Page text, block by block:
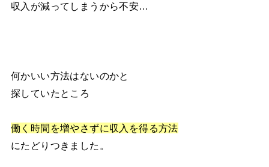
収入が減ってしまうから不安…
何かいい方法はないのかと
探していたところ
働く時間を増やさずに収入を得る方法
にたどりつきました。